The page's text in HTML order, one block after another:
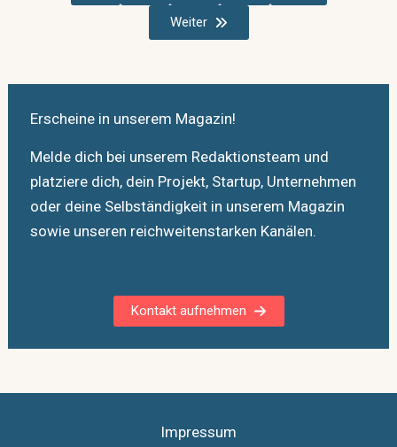
Weiter
Erscheine in unserem Magazin!
Melde dich bei unserem Redaktionsteam und
platziere dich, dein Projekt, Startup, Unternehmen
oder deine Selbständigkeit in unserem Magazin
sowie unseren reichweitenstarken Kanälen.
Kontakt aufnehmen
Impressum